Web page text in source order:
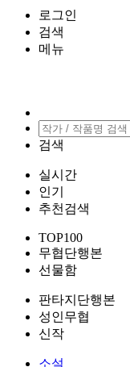
로그인
검색
메뉴
검색
실시간
인기
추천검색
TOP100
무협단행본
선물함
판타지단행본
성인무협
신작
소설